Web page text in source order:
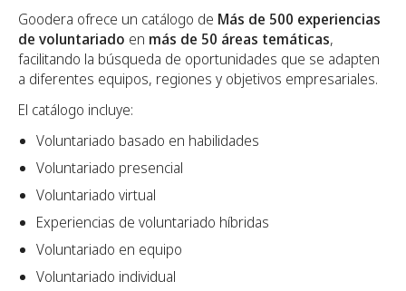
Goodera ofrece un catálogo de Más de 500 experiencias
de voluntariado en más de 50 áreas temáticas,
facilitando la búsqueda de oportunidades que se adapten
a diferentes equipos, regiones y objetivos empresariales.
El catálogo incluye:
Voluntariado basado en habilidades
Voluntariado presencial
Voluntariado virtual
Experiencias de voluntariado híbridas
Voluntariado en equipo
Voluntariado individual